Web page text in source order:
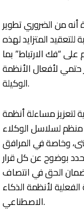
أنه من الضروري تطوير
المتزايد لهذه
“فك الارتباط” بما
لأفعال الأنظمة
الوكيلة.
لتعزيز مساءلة أنظمة
لسلاسل الوكلاء
وخاصة في المرافق
بوضوح عن كل قرار
الحق في انتصاف
لأنظمة الذكاء
الاصطناعي.